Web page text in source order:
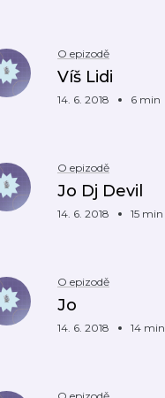
O epizodě
Víš Lidi
14. 6. 2018 6 min
O epizodě
Jo Dj Devil
14. 6. 2018 15 min
O epizodě
Jo
14. 6. 2018 14 min